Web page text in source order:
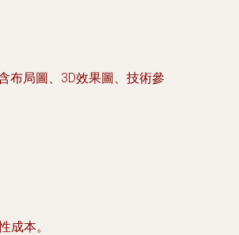
布局圖、3D效果圖、技術參
成本。